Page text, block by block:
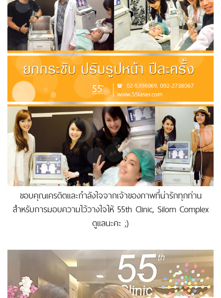
ขอบคุณเครดิตและกำลังใจจากเจ้าของภาพที่น่ารักทุกท่าน
สำหรับการมอบความไว้วางใจให้ 55th Clinic, Silom Complex
ดูแลนะคะ ;)